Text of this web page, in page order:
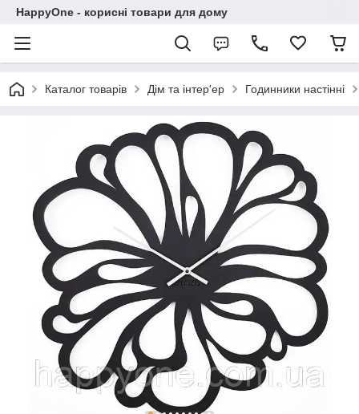
HappyOne - корисні товари для дому
Каталог товарів Дім та інтер'ер Годинники настінні